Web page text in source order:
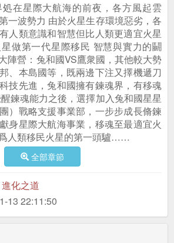
在星際大航海的前夜，各方風起雲
一波勢力 由於火星生存環境惡劣，各
人類意識和智慧但比人類更適宜火星
做第一代星際移民 智慧與實力的鬭
陣營：兔和國VS鷹衆國，其他較大勢
、本島國等，既兩邊下注又擇機遞刀
技先進，兔和國擁有鍊魂界，有移魂
鍊魂能力之後，選擇加入兔和國星星
）戰略支援事業部，一步步成長脩鍊
身星際大航海事業，移魂至最適宜火
人類移民火星的第一頭驢……
全部章節
化之道
13 22:11:50